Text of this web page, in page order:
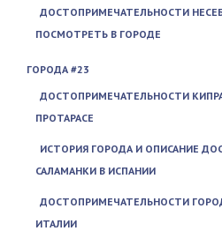
ДОСТОПРИМЕЧАТЕЛЬНОСТИ
ПОСМОТРЕТЬ В ГОРОДЕ
ГОРОДА #23
ДОСТОПРИМЕЧАТЕЛЬНОСТИ
ПРОТАРАСЕ
ИСТОРИЯ ГОРОДА И ОПИСАНИЕ
САЛАМАНКИ В ИСПАНИИ
ДОСТОПРИМЕЧАТЕЛЬНОСТИ
ИТАЛИИ